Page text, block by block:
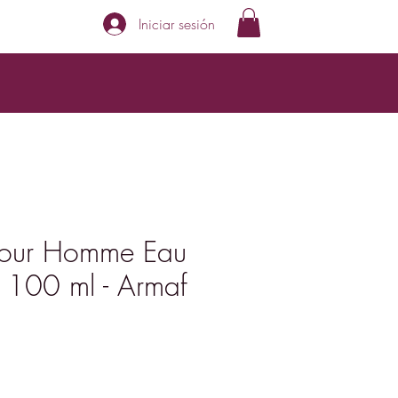
Iniciar sesión
Homme Eau
100 ml - Armaf